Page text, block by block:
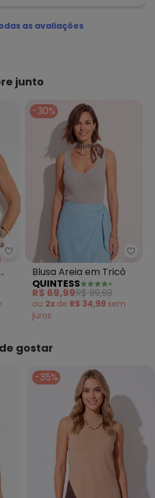
as avaliações
junto
Quintess - Blusa Poá Preto em
-30%
Blusa Areia em Tricô
QUINTESS
R$ 69,99R$ 99,99
ou 2x de R$ 34,99 sem
juros
gostar
-35%